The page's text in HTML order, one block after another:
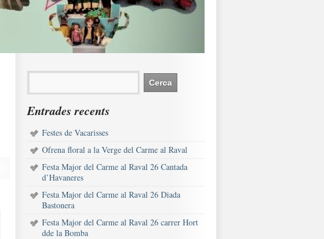
Entrades recents
Festes de Vacarisses
Ofrena floral a la Verge del Carme al Raval
Festa Major del Carme al Raval 26 Cantada
d’Havaneres
Festa Major del Carme al Raval 26 Diada
Bastonera
Festa Major del Carme al Raval 26 carrer Hort
dde la Bomba